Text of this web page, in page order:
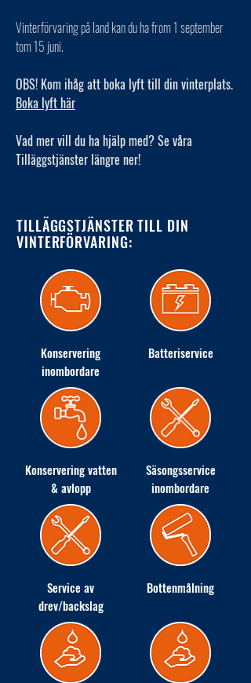
Vinterförvaring på land kan du ha from 1 september
tom 15 juni.
OBS! Kom ihåg att boka lyft till din vinterplats.
Boka lyft här
Vad mer vill du ha hjälp med? Se våra
Tilläggstjänster längre ner!
TILLÄGGSTJÄNSTER TILL DIN
VINTERFÖRVARING:
Konservering
inombordare
Batteriservice
Konservering vatten
& avlopp
Säsongsservice
inombordare
Service av
drev/backslag
Bottenmålning